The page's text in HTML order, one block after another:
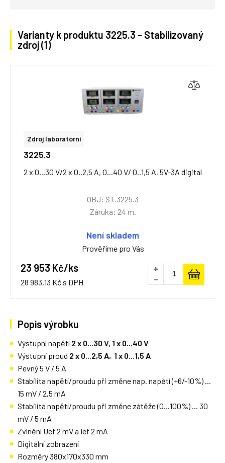
Varianty k produktu 3225.3 - Stabilizovaný
zdroj (1)
Zdroj laboratorní
3225.3
2 x 0...30 V/2 x 0..2,5 A, 0...40 V/ 0..1,5 A, 5V-3A digital
OBJ: ST.3225.3
Záruka: 24 m.
Není skladem
Prověříme pro Vás
23 953 Kč/ks
28 983,13 Kč s DPH
+
-
Popis výrobku
Výstupní napětí 2 x 0...30 V, 1 x 0...40 V
Výstupní proud 2 x 0...2,5 A, 1 x 0...1,5 A
Pevný 5 V / 5 A
Stabilita napětí/proudu při změne nap. napětí (+6/-10%) ...
15 mV / 2,5 mA
Stabilita napětí/proudu při změne zátěže (0...100%) ... 30
mV / 5 mA
Zvlnění Uef 2 mV a Ief 2 mA
Digitální zobrazení
Rozměry 380x170x330 mm